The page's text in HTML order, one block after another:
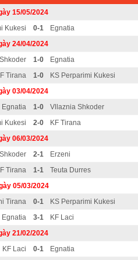
15/05/2024
Kukesi 0-1
Egnatia
24/04/2024
1-0
Egnatia
Tirana 1-0
KS Perparimi Kukesi
03/04/2024
Egnatia 1-0
Vllaznia Shkoder
Kukesi 2-0
KF Tirana
06/03/2024
2-1
Erzeni
Tirana 1-1
Teuta Durres
05/03/2024
Tirana 0-1
KS Perparimi Kukesi
Egnatia 3-1
KF Laci
21/02/2024
KF Laci 0-1
Egnatia